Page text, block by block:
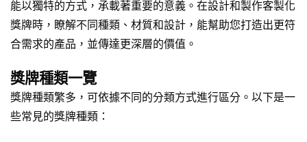
能以獨特的方式，承載著重要的意義。在設計和製作客製化
獎牌時，瞭解不同種類、材質和設計，能幫助您打造出更符
合需求的產品，並傳達更深層的價值。
獎牌種類一覽
獎牌種類繁多，可依據不同的分類方式進行區分。以下是一
些常見的獎牌種類：